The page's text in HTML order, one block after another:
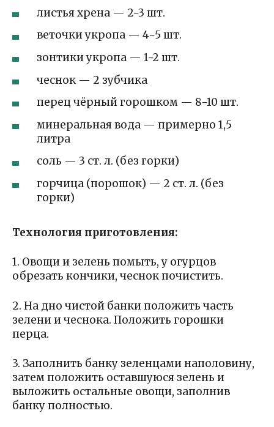
листья хрена — 2−3 шт.
веточки укропа — 4−5 шт.
зонтики укропа — 1−2 шт.
чеснок — 2 зубчика
перец чёрный горошком — 8−10 шт.
минеральная вода — примерно 1,5
литра
соль — 3 ст. л. (без горки)
горчица (порошок) — 2 ст. л. (без
горки)
Технология приготовления:
1. Овощи и зелень помыть, у огурцов
обрезать кончики, чеснок почистить.
2. На дно чистой банки положить часть
зелени и чеснока. Положить горошки
перца.
3. Заполнить банку зеленцами наполовину,
затем положить оставшуюся зелень и
выложить остальные овощи, заполнив
банку полностью.